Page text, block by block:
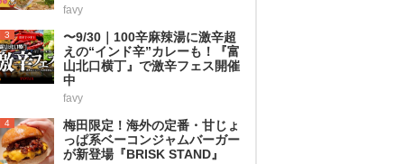
favy
3
〜9/30｜100辛麻辣湯に激辛超
えの“インド辛”カレーも！『富
山北口横丁』で激辛フェス開催
中
favy
4
梅田限定！海外の定番・甘じょ
っぱ系ベーコンジャムバーガー
が新登場『BRISK STAND』